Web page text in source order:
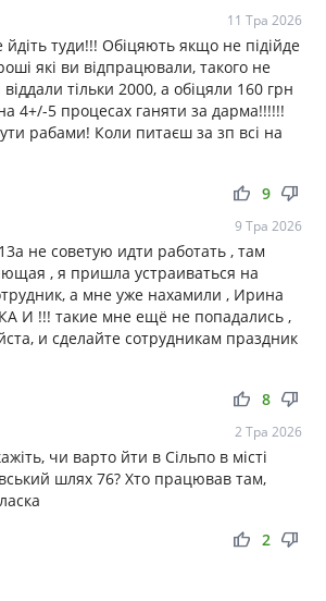
11 Тра 2026
туди!!! Обіцяють якщо не підійде
які ви відпрацювали, такого не
тільки 2000, а обіцяли 160 грн
4+/-5 процесах ганяти за дарма!!!!!!
рабами! Коли питаєш за зп всі на
thumb_up thumb_down
9
9 Тра 2026
не советую идти работать , там
, я пришла устраиваться на
а мне уже нахамили , Ирина
И !!! такие мне ещё не попадались ,
и сделайте сотрудникам праздник
thumb_up thumb_down
8
2 Тра 2026
чи варто йти в Сільпо в місті
шлях 76? Хто працював там,
thumb_up thumb_down
2